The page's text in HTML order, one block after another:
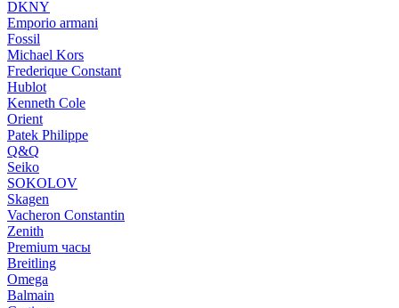
DKNY
Emporio armani
Fossil
Michael Kors
Frederique Constant
Hublot
Kenneth Cole
Orient
Patek Philippe
Q&Q
Seiko
SOKOLOV
Skagen
Vacheron Constantin
Zenith
Premium часы
Breitling
Omega
Balmain